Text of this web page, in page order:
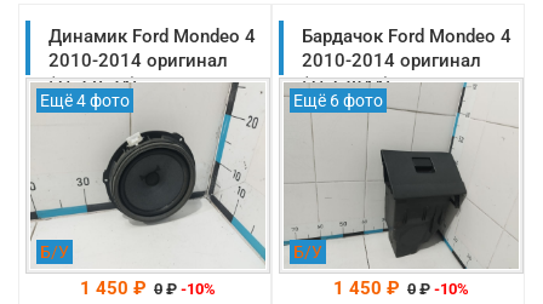
Динамик Ford Mondeo 4
2010-2014 оригинал
(1527634)
Ещё 4 фото
Б/У
1 450 ₽ 0 ₽ -10%
Бардачок Ford Mondeo 4
2010-2014 оригинал
(1513844)
Ещё 6 фото
Б/У
1 450 ₽ 0 ₽ -10%